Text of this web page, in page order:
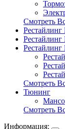
Смотреть
Рестайлинг
Рестайлинг
Рестайлинг
Смотреть
Тюнинг
Смотреть
Информация: